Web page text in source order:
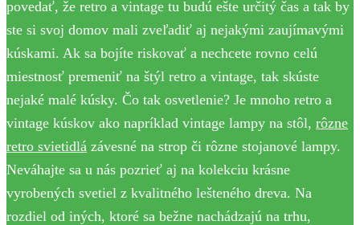
povedať, že retro a vintage tu budú ešte určitý čas a tak by
ste si svoj domov mali zveľadiť aj nejakými zaujímavými
kúskami. Ak sa bojíte riskovať a nechcete rovno celú
miestnosť premeniť na štýl retro a vintage, tak skúste
nejaké malé kúsky. Čo tak osvetlenie? Je mnoho retro a
vintage kúskov ako napríklad vintage lampy na stôl, rôzne
retro svietidlá závesné na strop či rôzne stojanové lampy.
Neváhajte sa u nás pozrieť aj na kolekciu krásne
vyrobených svetiel z kvalitného lešteného dreva. Na
rozdiel od iných, ktoré sa bežne nachádzajú na trhu,